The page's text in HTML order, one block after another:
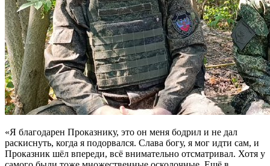
«Я благодарен Проказнику, это он меня бодрил и не дал
раскиснуть, когда я подорвался. Слава богу, я мог идти сам, и
Проказник шёл впереди, всё внимательно отсматривал. Хотя у